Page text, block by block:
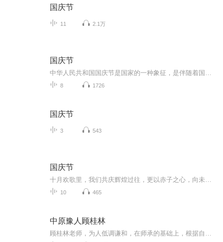
国庆节
11 2.1万
国庆节
8 1726
国庆节
3 543
国庆节
10 465
中原豫人顾桂林